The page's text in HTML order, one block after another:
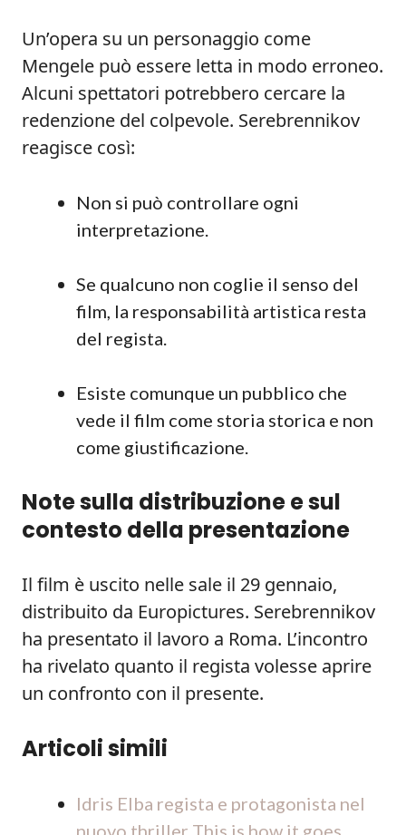
Un’opera su un personaggio come
Mengele può essere letta in modo erroneo.
Alcuni spettatori potrebbero cercare la
redenzione del colpevole. Serebrennikov
reagisce così:
Non si può controllare ogni
interpretazione.
Se qualcuno non coglie il senso del
film, la responsabilità artistica resta
del regista.
Esiste comunque un pubblico che
vede il film come storia storica e non
come giustificazione.
Note sulla distribuzione e sul
contesto della presentazione
Il film è uscito nelle sale il 29 gennaio,
distribuito da Europictures. Serebrennikov
ha presentato il lavoro a Roma. L’incontro
ha rivelato quanto il regista volesse aprire
un confronto con il presente.
Articoli simili
Idris Elba regista e protagonista nel
nuovo thriller This is how it goes